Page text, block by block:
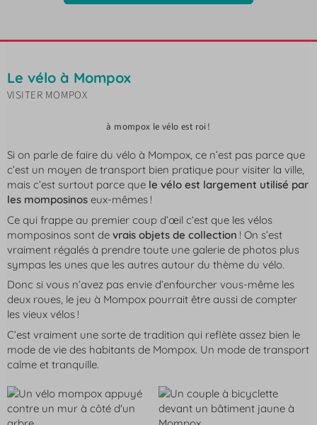
Le vélo à Mompox
VISITER MOMPOX
à mompox le vélo est roi !
Si on parle de faire du vélo à Mompox, ce n’est pas parce que
c’est un moyen de transport bien pratique pour visiter la ville,
mais c’est surtout parce que le vélo est largement utilisé par
les momposinos eux-mêmes !
Ce qui frappe au premier coup d’œil c’est que les vélos
momposinos sont de vrais objets de collection ! On s’est
vraiment régalés à prendre toute une galerie de photos plus
sympas les unes que les autres autour du thème du vélo.
Donc si vous n’avez pas envie d’enfourcher vous-même les
deux roues, le jeu à Mompox pourrait être aussi de compter
les vieux vélos !
C’est vraiment une sorte de tradition qui reflète assez bien le
mode de vie des habitants de Mompox. Un mode de transport
calme et tranquille.